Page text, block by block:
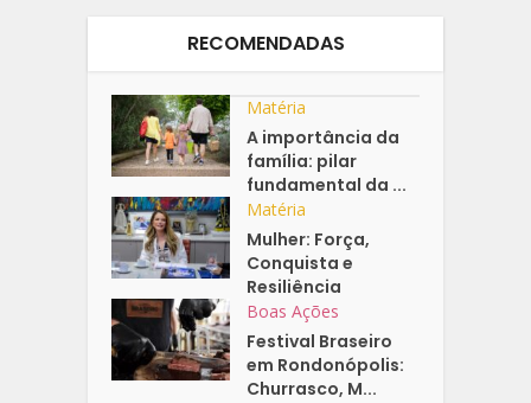
RECOMENDADAS
Matéria
A importância da
família: pilar
fundamental da ...
Matéria
Mulher: Força,
Conquista e
Resiliência
Boas Ações
Festival Braseiro
em Rondonópolis:
Churrasco, M...